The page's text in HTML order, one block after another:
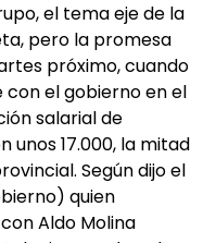
el tema eje de la
pero la promesa
próximo, cuando
con el gobierno en el
salarial de
unos 17.000, la mitad
Según dijo el
quien
Aldo Molina